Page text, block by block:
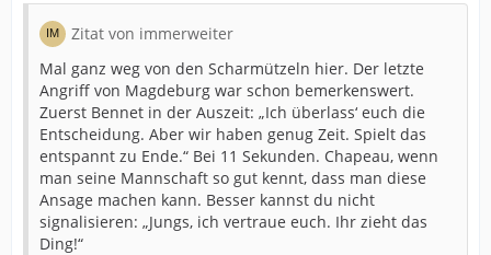
Zitat von immerweiter
Mal ganz weg von den Scharmützeln hier. Der letzte
Angriff von Magdeburg war schon bemerkenswert.
Zuerst Bennet in der Auszeit: „Ich überlass‘ euch die
Entscheidung. Aber wir haben genug Zeit. Spielt das
entspannt zu Ende.“ Bei 11 Sekunden. Chapeau, wenn
man seine Mannschaft so gut kennt, dass man diese
Ansage machen kann. Besser kannst du nicht
signalisieren: „Jungs, ich vertraue euch. Ihr zieht das
Ding!“